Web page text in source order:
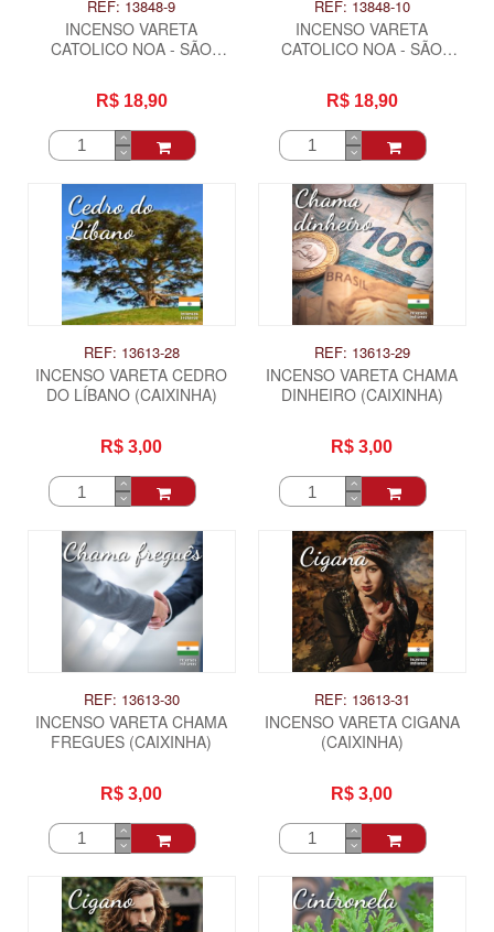
REF: 13848-9
INCENSO VARETA
CATOLICO NOA - SÃO
R$ 18,90
REF: 13848-10
INCENSO VARETA
CATOLICO NOA - SÃO
R$ 18,90
REF: 13613-28
INCENSO VARETA CEDRO
DO LÍBANO (CAIXINHA)
R$ 3,00
REF: 13613-29
INCENSO VARETA CHAMA
DINHEIRO (CAIXINHA)
R$ 3,00
REF: 13613-30
INCENSO VARETA CHAMA
FREGUES (CAIXINHA)
R$ 3,00
REF: 13613-31
INCENSO VARETA CIGANA
(CAIXINHA)
R$ 3,00